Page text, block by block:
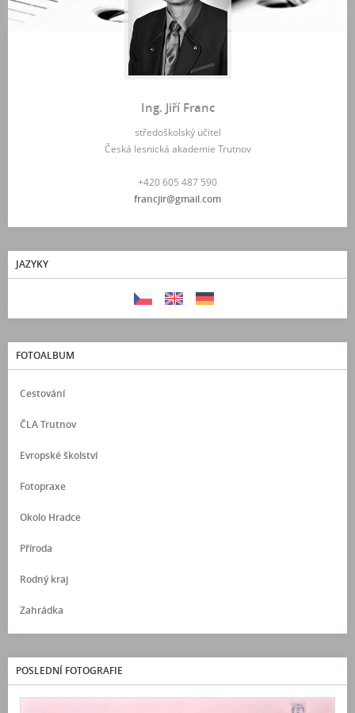
Ing. Jiří Franc
středoškolský učitel
Česká lesnická akademie Trutnov
+420 605 487 590
francjir@gmail.com
JAZYKY
FOTOALBUM
Cestování
ČLA Trutnov
Evropské školství
Fotopraxe
Okolo Hradce
Příroda
Rodný kraj
Zahrádka
POSLEDNÍ FOTOGRAFIE